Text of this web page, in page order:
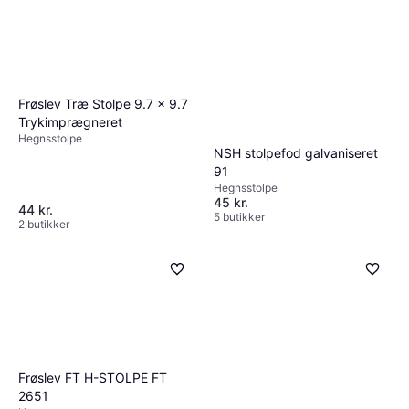
Frøslev Træ Stolpe 9.7 x 9.7
Trykimprægneret
Hegnsstolpe
44 kr.
2 butikker
NSH stolpefod galvaniseret
91
Hegnsstolpe
45 kr.
5 butikker
Frøslev FT H-STOLPE FT
2651